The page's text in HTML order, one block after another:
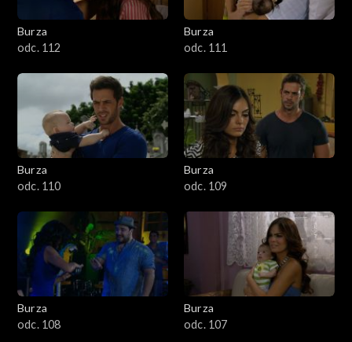
Burza
odc. 112
Burza
odc. 111
Burza
odc. 110
Burza
odc. 109
Burza
odc. 108
Burza
odc. 107